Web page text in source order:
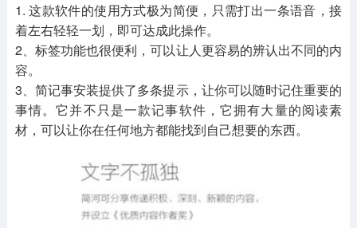
1. 这款软件的使用方式极为简便，只需打出一条语音，接
着左右轻轻一划，即可达成此操作。
2、标签功能也很便利，可以让人更容易的辨认出不同的内
容。
3、简记事安装提供了多条提示，让你可以随时记住重要的
事情。它并不只是一款记事软件，它拥有大量的阅读素
材，可以让你在任何地方都能找到自己想要的东西。